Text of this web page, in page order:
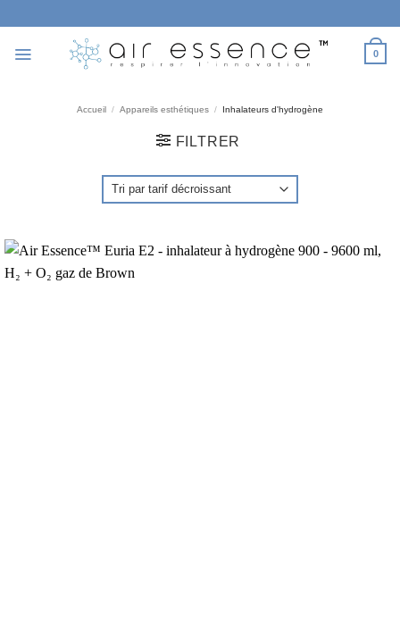
contenu
0
Accueil / Appareils esthétiques / Inhalateurs d'hydrogène
FILTRER